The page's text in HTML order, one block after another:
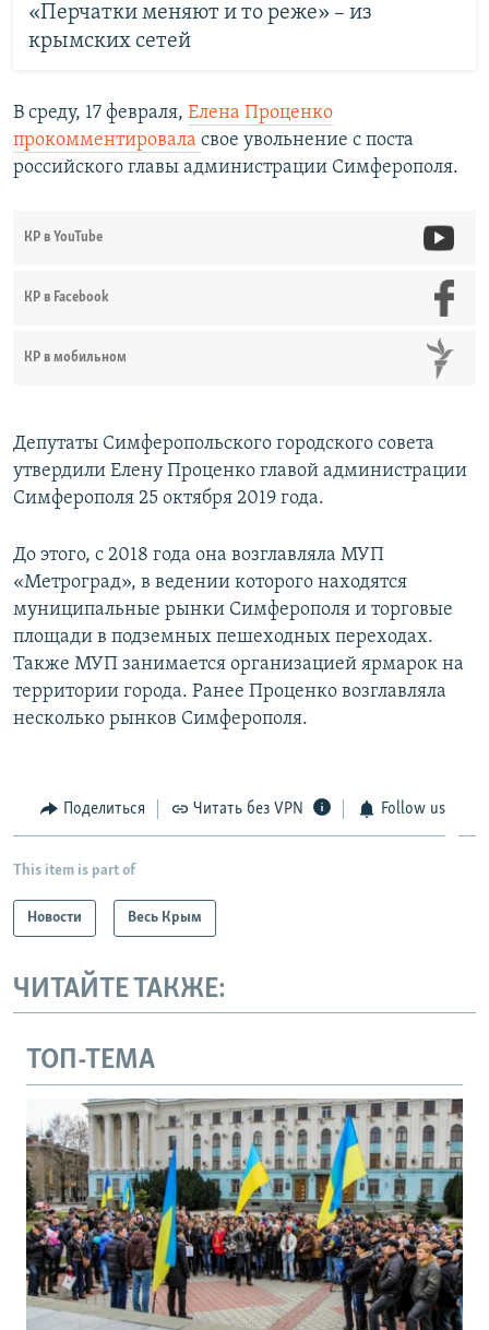
«Перчатки меняют и то реже» – из
крымских сетей
В среду, 17 февраля, Елена Проценко
прокомментировала свое увольнение с поста
российского главы администрации Симферополя.
КР в YouTube
КР в Facebook
КР в мобильном
Депутаты Симферопольского городского совета
утвердили Елену Проценко главой администрации
Симферополя 25 октября 2019 года.
До этого, с 2018 года она возглавляла МУП
«Метроград», в ведении которого находятся
муниципальные рынки Симферополя и торговые
площади в подземных пешеходных переходах.
Также МУП занимается организацией ярмарок на
территории города. Ранее Проценко возглавляла
несколько рынков Симферополя.
Поделиться Читать без VPN Follow us
This item is part of
Новости Весь Крым
ЧИТАЙТЕ ТАКЖЕ:
ТОП-ТЕМА